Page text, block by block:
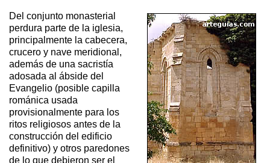
Del conjunto monasterial
perdura parte de la iglesia,
principalmente la cabecera,
crucero y nave meridional,
además de una sacristía
adosada al ábside del
Evangelio (posible capilla
románica usada
provisionalmente para los
ritos religiosos antes de la
construcción del edificio
definitivo) y otros paredones
de lo que debieron ser el